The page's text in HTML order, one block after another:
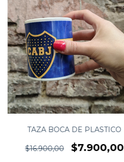
TAZA BOCA DE PLASTICO
$16.900,00 $7.900,00